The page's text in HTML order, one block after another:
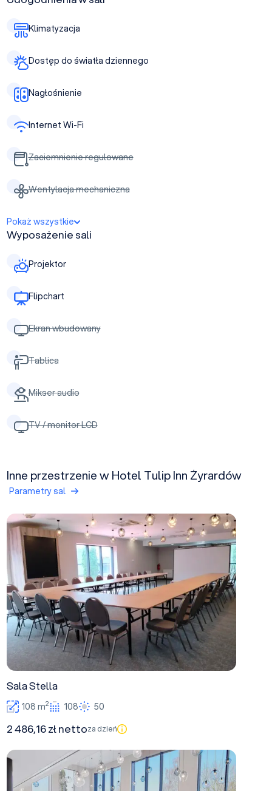
Klimatyzacja
Dostęp do światła dziennego
Nagłośnienie
Internet Wi-Fi
Zaciemnienie regulowane
Wentylacja mechaniczna
Pokaż wszystkie
Wyposażenie sali
Projektor
Flipchart
Ekran wbudowany
Tablica
Mikser audio
TV / monitor LCD
Inne przestrzenie w Hotel Tulip Inn Żyrardów
Parametry sal
Sala Stella
Sala Stella
108 m2 108 50
2 486,16 zł nettoza dzień
Sala Żakard